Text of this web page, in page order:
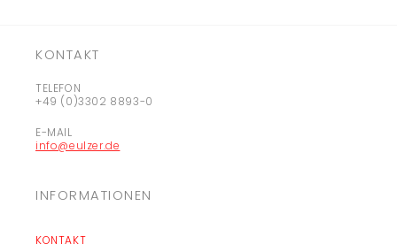
KONTAKT
TELEFON
+49 (0)3302 8893-0
E-MAIL
info@eulzer.de
INFORMATIONEN
KONTAKT